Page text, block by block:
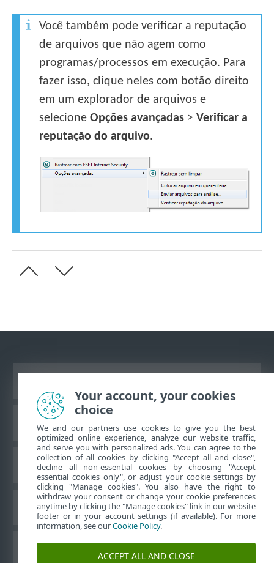
Você também pode verificar a reputação
de arquivos que não agem como
programas/processos em execução. Para
fazer isso, clique neles com botão direito
em um explorador de arquivos e
selecioneOpções avançadas >Verificar a
reputação do arquivo.
Base de conhecimento da ESET
Fórum ESET
Suporte regional
Your account, your cookies
choice
We and our partners use cookies to give you the best
optimized online experience, analyze our website traffic,
and serve you with personalized ads. You can agree to the
collection of all cookies by clicking "Accept all and close",
decline all non-essential cookies by choosing "Accept
essential cookies only", or adjust your cookie settings by
clicking "Manage cookies". You also have the right to
withdraw your consent or change your cookie preferences
anytime by clicking the "Manage cookies" link in our website
footer or in your account settings (if available). For more
information, see ourCookie Policy.
ACCEPT ALL AND CLOSE